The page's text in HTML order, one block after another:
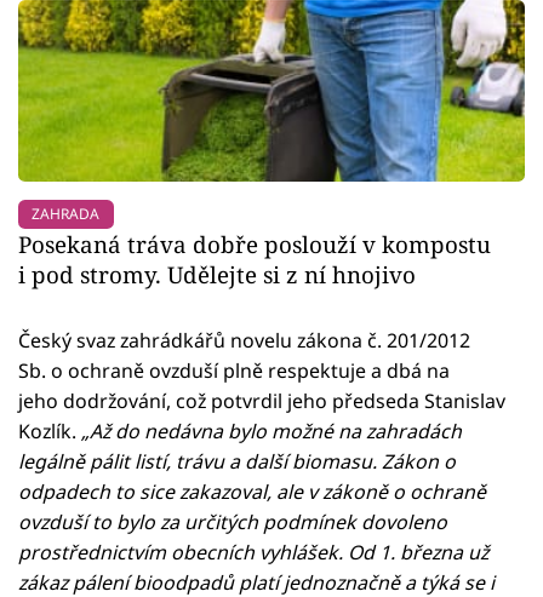
ZAHRADA
Posekaná tráva dobře poslouží v kompostu
i pod stromy. Udělejte si z ní hnojivo
Český svaz zahrádkářů novelu zákona č. 201/2012
Sb. o ochraně ovzduší plně respektuje a dbá na
jeho dodržování, což potvrdil jeho předseda Stanislav
Kozlík. „Až do nedávna bylo možné na zahradách
legálně pálit listí, trávu a další biomasu. Zákon o
odpadech to sice zakazoval, ale v zákoně o ochraně
ovzduší to bylo za určitých podmínek dovoleno
prostřednictvím obecních vyhlášek. Od 1. března už
zákaz pálení bioodpadů platí jednoznačně a týká se i